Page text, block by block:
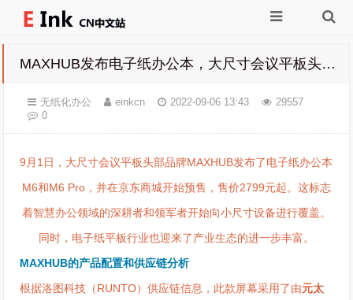
MAXHUB发布电子纸办公本，大尺寸会议平板头部品牌向小尺寸延伸
无纸化办公 einkcn 2022-09-06 13:43
29557
0
9月1日，大尺寸会议平板头部品牌MAXHUB发布了电子纸办公本
M6和M6 Pro，并在京东商城开始预售，售价2799元起。这标志
着智慧办公领域的深耕者和领军者开始向小尺寸设备进行覆盖。
同时，电子纸平板行业也迎来了产业生态的进一步丰富。
MAXHUB的产品配置和供应链分析
根据洛图科技（RUNTO）供应链信息，此款屏幕采用了由元太